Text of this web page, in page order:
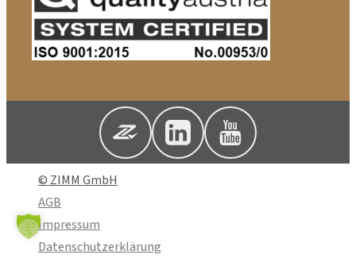
© ZIMM GmbH
AGB
Impressum
Datenschutzerklärung